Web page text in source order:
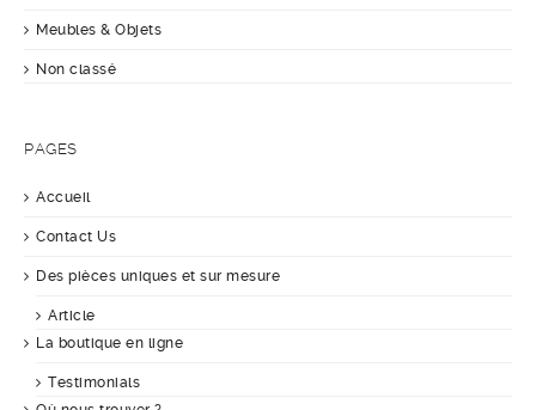
Meubles & Objets
Non classé
PAGES
Accueil
Contact Us
Des pièces uniques et sur mesure
Article
La boutique en ligne
Testimonials